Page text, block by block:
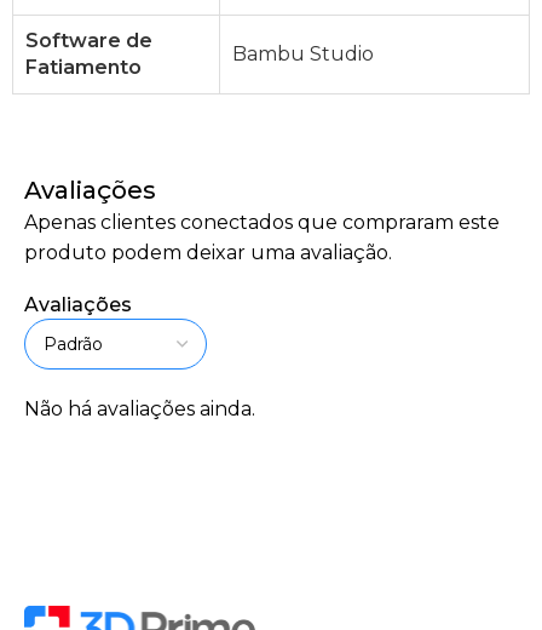
Software de
Fatiamento
Bambu Studio
Avaliações
Avaliações
Não há avaliações ainda.
Apenas clientes conectados que compraram este
produto podem deixar uma avaliação.